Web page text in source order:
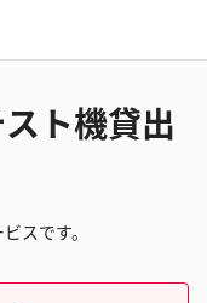
ト機貸出
スです。